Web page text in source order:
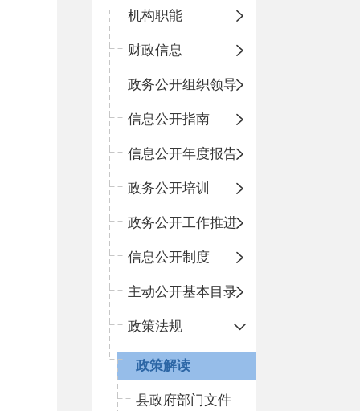
机构职能
财政信息
政务公开组织领导
信息公开指南
信息公开年度报告
政务公开培训
政务公开工作推进
信息公开制度
主动公开基本目录
政策法规
政策解读
县政府部门文件